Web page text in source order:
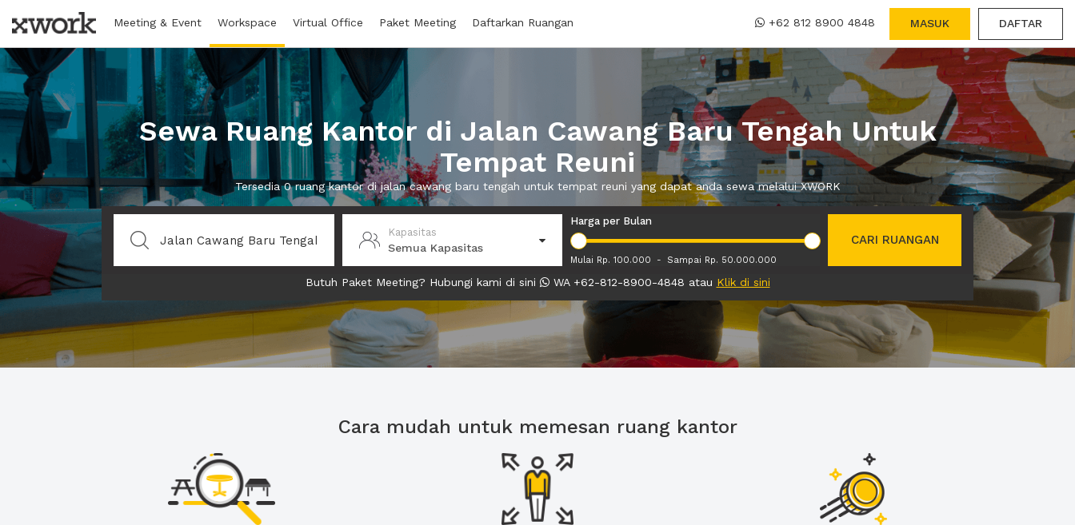
Meeting & Event Workspace Virtual Office Paket Meeting Daftarkan Ruangan +62 812 8900 4848 MASUK DAFTAR
Sewa Ruang Kantor di Jalan Cawang Baru Tengah Untuk
Tempat Reuni
Tersedia 0 ruang kantor di jalan cawang baru tengah untuk tempat reuni yang dapat anda sewa melalui XWORK
Kapasitas
Semua Kapasitas
Harga per Bulan
Mulai Rp. 100.000 - Sampai Rp. 50.000.000
CARI RUANGAN
Butuh Paket Meeting? Hubungi kami di sini WA +62-812-8900-4848 atau Klik di sini
Cara mudah untuk memesan ruang kantor